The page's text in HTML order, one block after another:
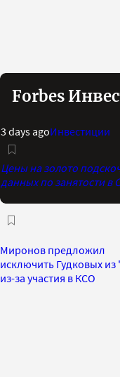
Forbes
3 days agoИнвестиции
Цены на золото
данных по занятости в
Миронов предложил
исключить Гудковых
из-за участия в КСО